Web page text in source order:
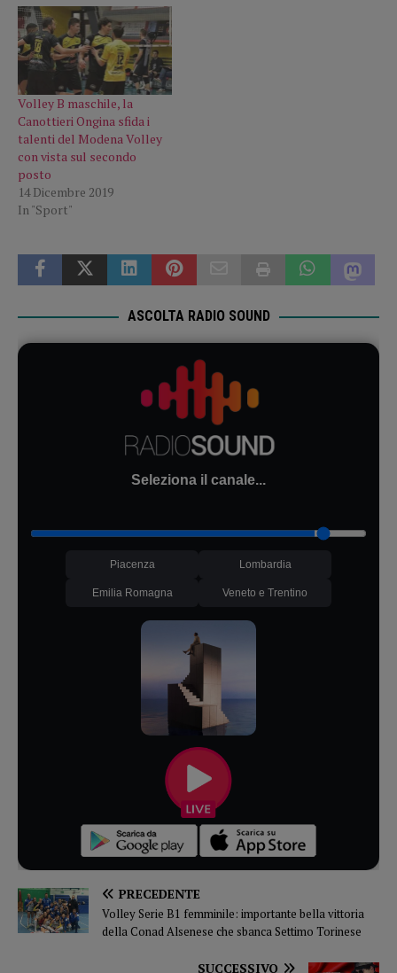
Volley B maschile, la
Canottieri Ongina sfida i
talenti del Modena Volley
con vista sul secondo
posto
14 Dicembre 2019
In "Sport"
ASCOLTA RADIO SOUND
Seleziona il canale...
Piacenza Lombardia
Emilia Romagna Veneto e Trentino
PRECEDENTE
Volley Serie B1 femminile: importante bella vittoria
della Conad Alsenese che sbanca Settimo Torinese
SUCCESSIVO